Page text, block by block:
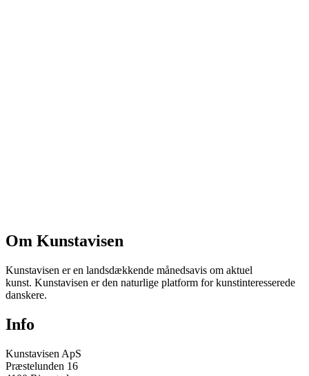
Om Kunstavisen
Kunstavisen er en landsdækkende månedsavis om aktuel
kunst. Kunstavisen er den naturlige platform for kunstinteresserede
danskere.
Info
Kunstavisen ApS
Præstelunden 16